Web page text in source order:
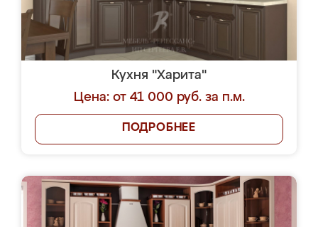
Кухня "Харита"
Цена: от 41 000 руб. за п.м.
ПОДРОБНЕЕ